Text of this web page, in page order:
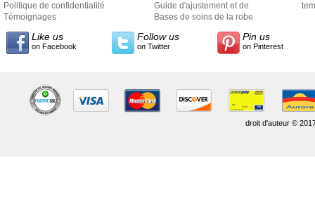
Politique de confidentialité
Témoignages
Guide d'ajustement et de
style
Bases de soins de la robe
Like us
on Facebook
Follow us
on Twitter
Pin us
on Pinterest
droit d'auteur ©